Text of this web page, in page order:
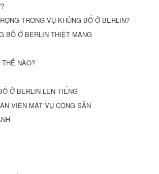
TRONG VỤ KHỦNG BỐ Ở BERLIN?
BỐ Ở BERLIN THIỆT MẠNG
NÀO?
Ở BERLIN LÊN TIẾNG
VIÊN MẬT VỤ CỘNG SẢN